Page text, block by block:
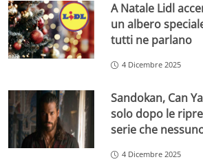
A Natale Lidl
un albero
tutti ne parlano
4 Dicembre 2025
Sandokan, Can
solo dopo le
serie che
4 Dicembre 2025